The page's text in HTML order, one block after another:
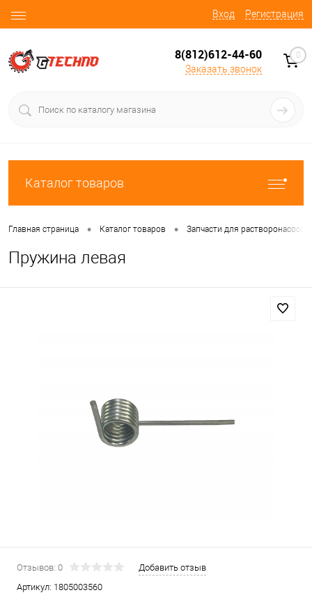
Вход Регистрация
8(812)612-44-60
Заказать звонок
0
Каталог товаров
Главная страница • Каталог товаров • Запчасти для растворонасосов
Пружина левая
Отзывов: 0
Добавить отзыв
Артикул: 1805003560